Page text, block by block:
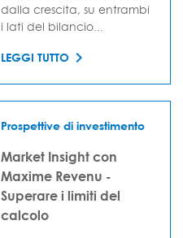
dalla crescita, su entrambi
i lati del bilancio...
LEGGI TUTTO
Prospettive di investimento
Market Insight con
Maxime Revenu -
Superare i limiti del
calcolo